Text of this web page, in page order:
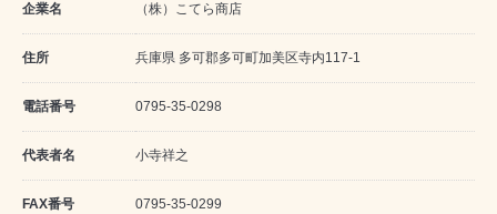
企業名 （株）こてら商店
住所 兵庫県 多可郡多可町加美区寺内117-1
電話番号 0795-35-0298
代表者名 小寺祥之
FAX番号 0795-35-0299